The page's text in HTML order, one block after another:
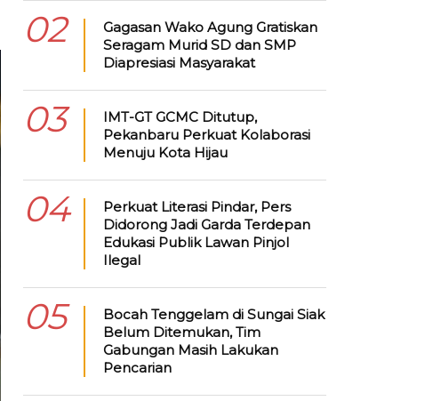
02
Gagasan Wako Agung Gratiskan
Seragam Murid SD dan SMP
Diapresiasi Masyarakat
03
IMT-GT GCMC Ditutup,
Pekanbaru Perkuat Kolaborasi
Menuju Kota Hijau
04
Perkuat Literasi Pindar, Pers
Didorong Jadi Garda Terdepan
Edukasi Publik Lawan Pinjol
Ilegal
05
Bocah Tenggelam di Sungai Siak
Belum Ditemukan, Tim
Gabungan Masih Lakukan
Pencarian